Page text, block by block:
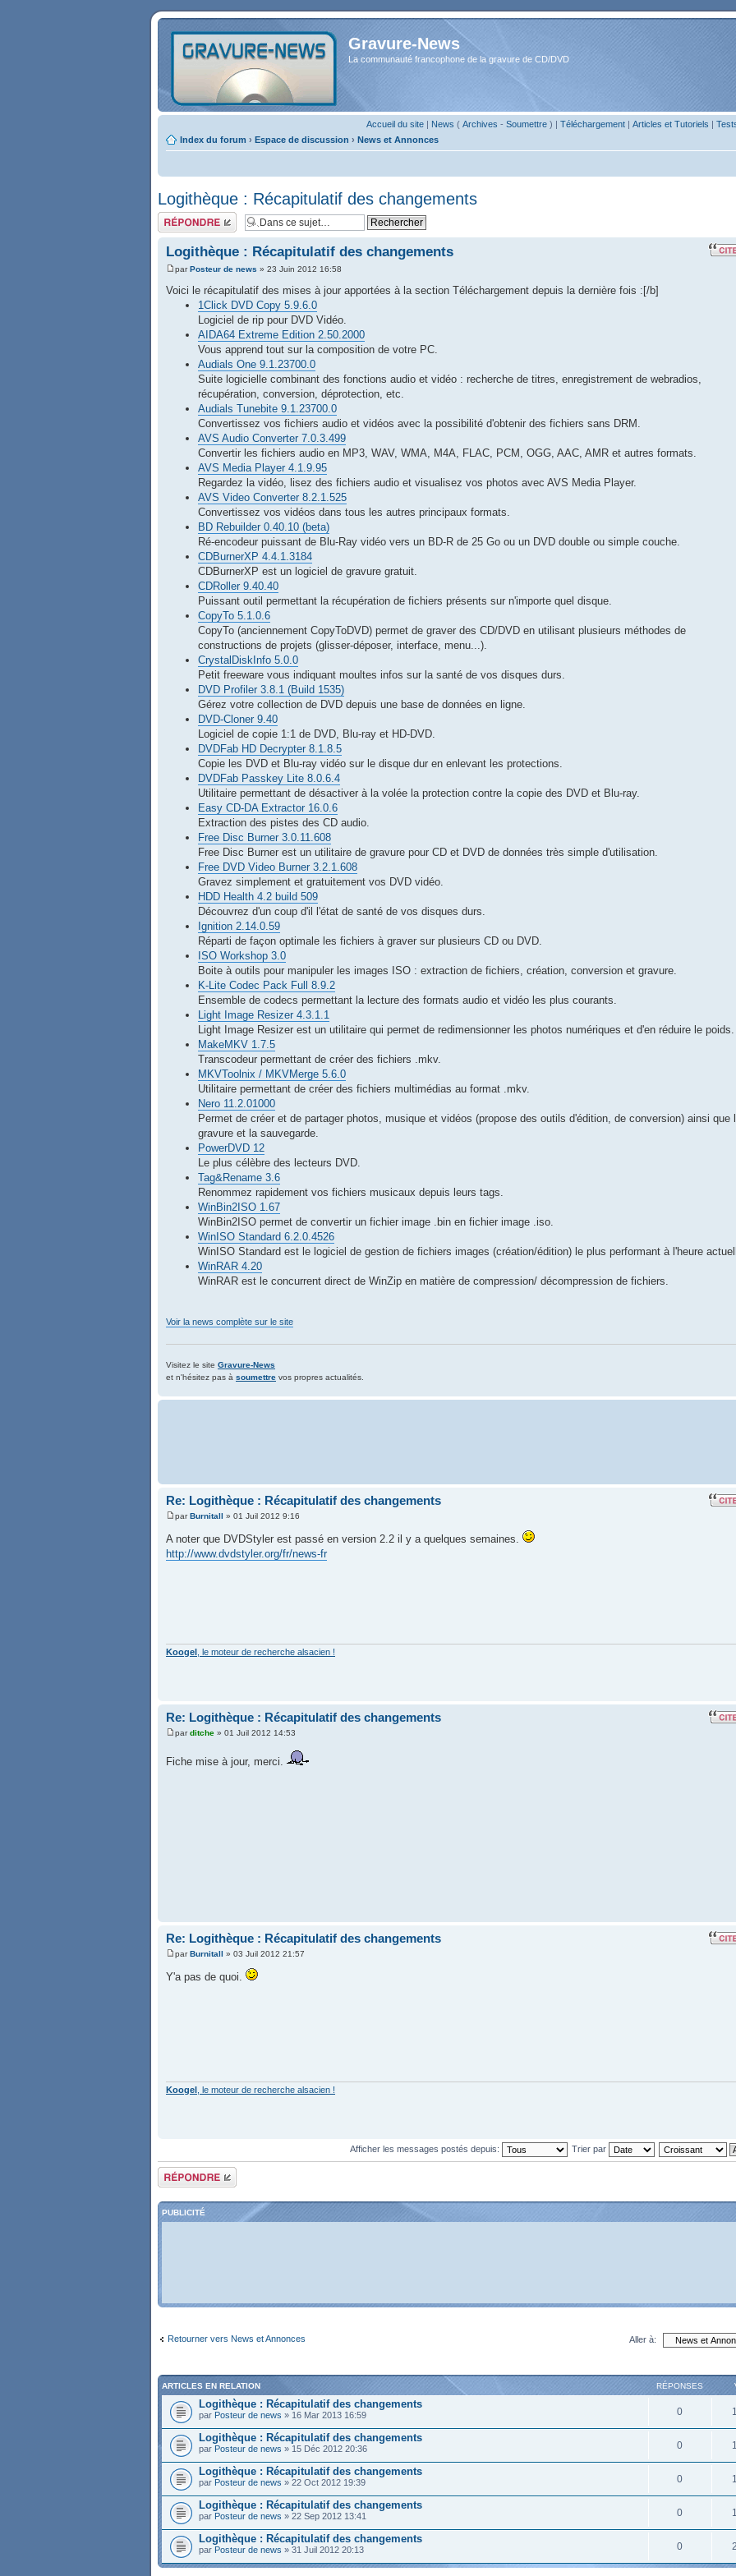
Gravure-News
La communauté francophone de la gravure de CD/DVD
Accueil du site| News ( Archives - Soumettre) | Téléchargement| Articles et Tutoriels |
Index du forum › Espace de discussion › News et Annonces
Logithèque : Récapitulatif des changements
Répondre
Logithèque : Récapitulatif des changements
parPosteur de news » 23 Juin 2012 16:58
Voici le récapitulatif des mises à jour apportées à la section Téléchargement depuis la dernière fois :[/b]
1Click DVD Copy 5.9.6.0
Logiciel de rip pour DVD Vidéo.
AIDA64 Extreme Edition 2.50.2000
Vous apprend tout sur la composition de votre PC.
Audials One 9.1.23700.0
Suite logicielle combinant des fonctions audio et vidéo : recherche de titres, enregistrement de webradios,
récupération, conversion, déprotection, etc.
Audials Tunebite 9.1.23700.0
Convertissez vos fichiers audio et vidéos avec la possibilité d'obtenir des fichiers sans DRM.
AVS Audio Converter 7.0.3.499
Convertir les fichiers audio en MP3, WAV, WMA, M4A, FLAC, PCM, OGG, AAC, AMR et autres formats.
AVS Media Player 4.1.9.95
Regardez la vidéo, lisez des fichiers audio et visualisez vos photos avec AVS Media Player.
AVS Video Converter 8.2.1.525
Convertissez vos vidéos dans tous les autres principaux formats.
BD Rebuilder 0.40.10 (beta)
Ré-encodeur puissant de Blu-Ray vidéo vers un BD-R de 25 Go ou un DVD double ou simple couche.
CDBurnerXP 4.4.1.3184
CDBurnerXP est un logiciel de gravure gratuit.
CDRoller 9.40.40
Puissant outil permettant la récupération de fichiers présents sur n'importe quel disque.
CopyTo 5.1.0.6
CopyTo (anciennement CopyToDVD) permet de graver des CD/DVD en utilisant plusieurs méthodes de
constructions de projets (glisser-déposer, interface, menu...).
CrystalDiskInfo 5.0.0
Petit freeware vous indiquant moultes infos sur la santé de vos disques durs.
DVD Profiler 3.8.1 (Build 1535)
Gérez votre collection de DVD depuis une base de données en ligne.
DVD-Cloner 9.40
Logiciel de copie 1:1 de DVD, Blu-ray et HD-DVD.
DVDFab HD Decrypter 8.1.8.5
Copie les DVD et Blu-ray vidéo sur le disque dur en enlevant les protections.
DVDFab Passkey Lite 8.0.6.4
Utilitaire permettant de désactiver à la volée la protection contre la copie des DVD et Blu-ray.
Easy CD-DA Extractor 16.0.6
Extraction des pistes des CD audio.
Free Disc Burner 3.0.11.608
Free Disc Burner est un utilitaire de gravure pour CD et DVD de données très simple d'utilisation.
Free DVD Video Burner 3.2.1.608
Gravez simplement et gratuitement vos DVD vidéo.
HDD Health 4.2 build 509
Découvrez d'un coup d'il l'état de santé de vos disques durs.
Ignition 2.14.0.59
Réparti de façon optimale les fichiers à graver sur plusieurs CD ou DVD.
ISO Workshop 3.0
Boite à outils pour manipuler les images ISO : extraction de fichiers, création, conversion et gravure.
K-Lite Codec Pack Full 8.9.2
Ensemble de codecs permettant la lecture des formats audio et vidéo les plus courants.
Light Image Resizer 4.3.1.1
Light Image Resizer est un utilitaire qui permet de redimensionner les photos numériques et d'en réduire le poids.
MakeMKV 1.7.5
Transcodeur permettant de créer des fichiers .mkv.
MKVToolnix / MKVMerge 5.6.0
Utilitaire permettant de créer des fichiers multimédias au format .mkv.
Nero 11.2.01000
Permet de créer et de partager photos, musique et vidéos (propose des outils d'édition, de conversion) ainsi que
gravure et la sauvegarde.
PowerDVD 12
Le plus célèbre des lecteurs DVD.
Tag&Rename 3.6
Renommez rapidement vos fichiers musicaux depuis leurs tags.
WinBin2ISO 1.67
WinBin2ISO permet de convertir un fichier image .bin en fichier image .iso.
WinISO Standard 6.2.0.4526
WinISO Standard est le logiciel de gestion de fichiers images (création/édition) le plus performant à l'heure
WinRAR 4.20
WinRAR est le concurrent direct de WinZip en matière de compression/ décompression de fichiers.
Voir la news complète sur le site
Visitez le site Gravure-News
et n'hésitez pas à soumettre vos propres actualités.
Re: Logithèque : Récapitulatif des changements
parBurnitall » 01 Juil 2012 9:16
A noter que DVDStyler est passé en version 2.2 il y a quelques semaines.
http://www.dvdstyler.org/fr/news-fr
Koogel , le moteur de recherche alsacien !
Re: Logithèque : Récapitulatif des changements
parditche » 01 Juil 2012 14:53
Fiche mise à jour, merci.
Re: Logithèque : Récapitulatif des changements
parBurnitall » 03 Juil 2012 21:57
Y'a pas de quoi.
Koogel , le moteur de recherche alsacien !
Afficher les messages postés depuis: Trier par
Répondre
PUBLICITÉ
Retourner vers News et Annonces Aller à:
ARTICLES EN RELATION RÉPONSES
Logithèque : Récapitulatif des changements
par Posteur de news » 16 Mar 2013 16:59 0
Logithèque : Récapitulatif des changements
par Posteur de news » 15 Déc 2012 20:36 0
Logithèque : Récapitulatif des changements
par Posteur de news » 22 Oct 2012 19:39 0
Logithèque : Récapitulatif des changements
par Posteur de news » 22 Sep 2012 13:41 0
Logithèque : Récapitulatif des changements
par Posteur de news » 31 Juil 2012 20:13 0